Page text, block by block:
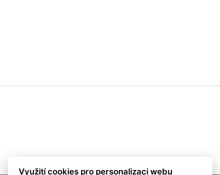
Využití cookies pro personalizaci webu